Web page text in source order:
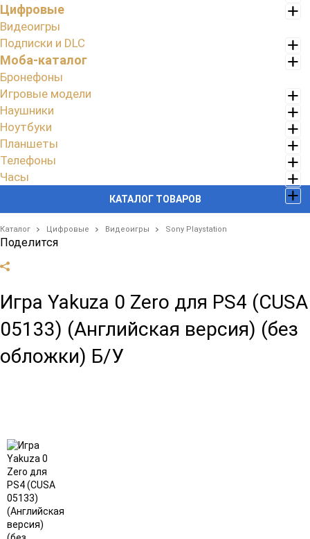
КАТАЛОГ ТОВАРОВ
Цифровые
Видеоигры
Подписки и DLC
Моба-каталог
Бронефоны
Игровые модели
Наушники
Ноутбуки
Планшеты
Телефоны
Часы
Каталог Цифровые Видеоигры Sony Playstation
Поделится
Игра Yakuza 0 Zero для PS4 (CUSA
05133) (Английская версия) (без
обложки) Б/У